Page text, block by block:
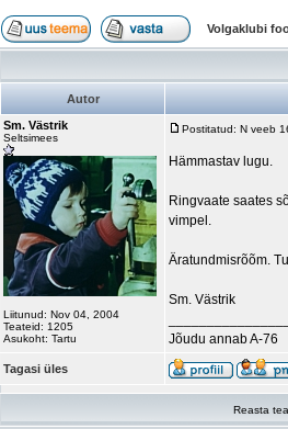
Volgaklubi
Autor
Sm. Västrik
Seltsimees
Liitunud: Nov 04, 2004
Teateid: 1205
Asukoht: Tartu
Postitatud: N veeb
Hämmastav lugu.
Ringvaate saates
vimpel.
Äratundmisrõõm.
Sm. Västrik
Jõudu annab A-76
Tagasi üles
Reasta